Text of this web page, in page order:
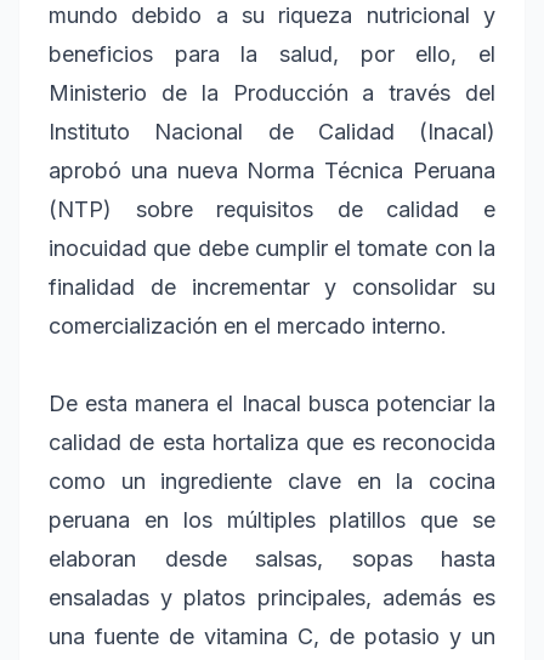
mundo debido a su riqueza nutricional y
beneficios para la salud, por ello, el
Ministerio de la Producción a través del
Instituto Nacional de Calidad (Inacal)
aprobó una nueva Norma Técnica Peruana
(NTP) sobre requisitos de calidad e
inocuidad que debe cumplir el tomate con la
finalidad de incrementar y consolidar su
comercialización en el mercado interno.
De esta manera el Inacal busca potenciar la
calidad de esta hortaliza que es reconocida
como un ingrediente clave en la cocina
peruana en los múltiples platillos que se
elaboran desde salsas, sopas hasta
ensaladas y platos principales, además es
una fuente de vitamina C, de potasio y un